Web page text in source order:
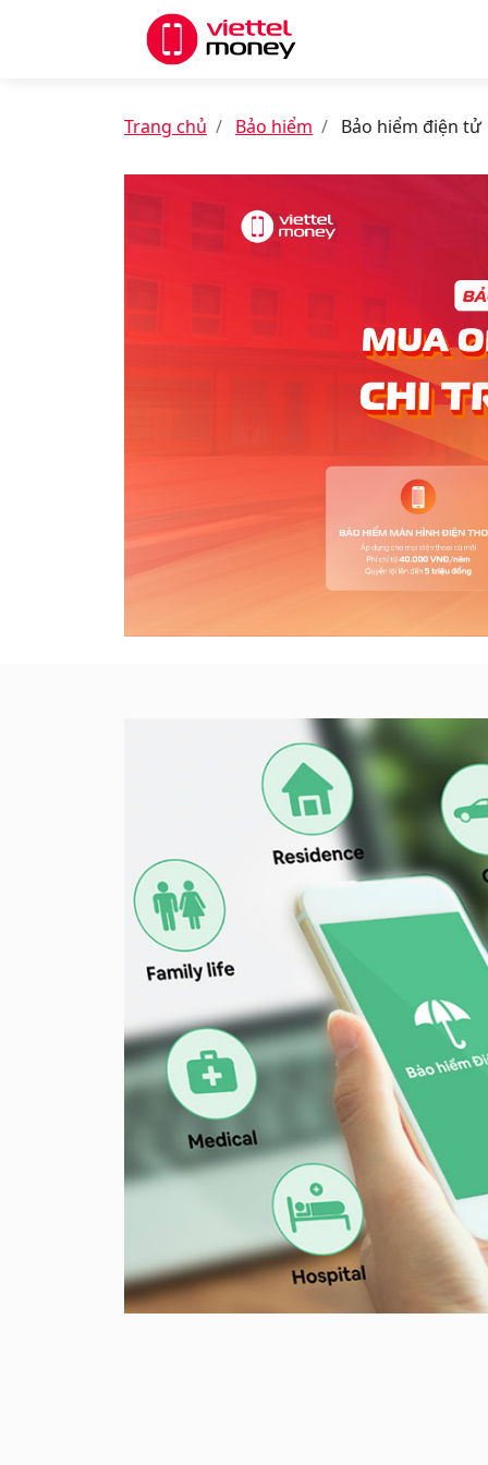
Trang chủ Bảo hiểm Bảo hiểm điện tử